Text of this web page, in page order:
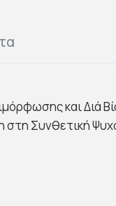
και Διά
στη Συνθετική